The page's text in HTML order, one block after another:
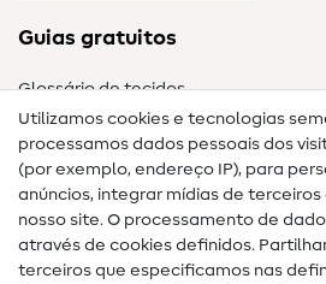
Guias gratuitos
Glossário de tecidos
Guias de costura
Ajuda e contacto
Contacto
Utilizamos cookies e tecnologias
processamos dados pessoais dos
(por exemplo, endereço IP), para
anúncios, integrar mídias de
nosso site. O processamento de
através de cookies definidos.
terceiros que especificamos nas